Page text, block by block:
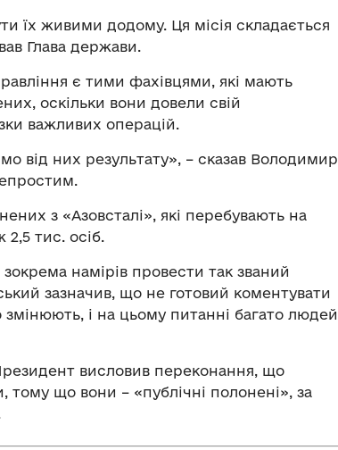
їх живими додому. Ця місія складається
Глава держави.
є тими фахівцями, які мають
оскільки вони довели свій
важливих операцій.
від них результату», – сказав Володимир
з «Азовсталі», які перебувають на
тис. осіб.
намірів провести так званий
зазначив, що не готовий коментувати
змінюють, і на цьому питанні багато людей
висловив переконання, що
тому що вони – «публічні полонені», за